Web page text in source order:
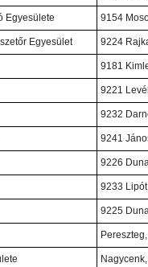
Egyesülete 9154
Egyesület 9224
9181
9221
9232
9241
9226
9233
9225